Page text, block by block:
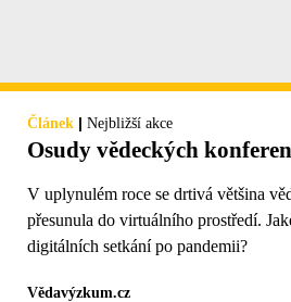
Článek | Nejbližší akce
Osudy vědeckých
V uplynulém roce se drtivá většina
přesunula do virtuálního prostředí.
digitálních setkání po pandemii?
Vědavýzkum.cz